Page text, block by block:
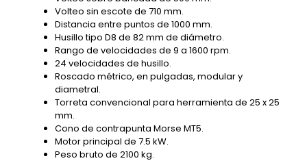
Volteo sin escote de 710 mm.
Distancia entre puntos de 1000 mm.
Husillo tipo D8 de 82 mm de diámetro.
Rango de velocidades de 9 a 1600 rpm.
24 velocidades de husillo.
Roscado métrico, en pulgadas, modular y
diametral.
Torreta convencional para herramienta de 25 x 25
mm.
Cono de contrapunta Morse MT5.
Motor principal de 7.5 kW.
Peso bruto de 2100 kg.